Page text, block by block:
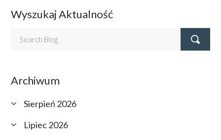
Wyszukaj Aktualność
Archiwum
Sierpień 2026
Lipiec 2026